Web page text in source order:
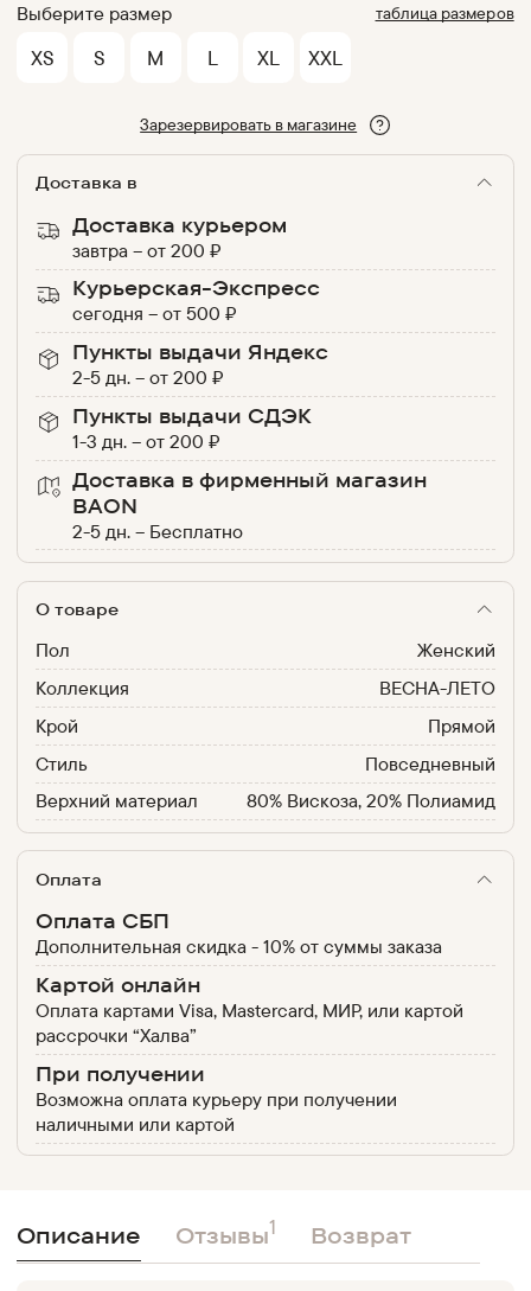
Выберите размер таблица размеров
XS S M L XL XXL
Зарезервировать в магазине
Доставка в
Доставка курьером
завтра –от200 ₽
Курьерская-Экспресс
сегодня –от500 ₽
Пункты выдачи Яндекс
2-5 дн. –от200 ₽
Пункты выдачи СДЭК
1-3 дн. –от200 ₽
Доставка в фирменный магазин
BAON
2-5 дн. – Бесплатно
О товаре
Пол
Женский
Коллекция
ВЕСНА-ЛЕТО
Крой
Прямой
Стиль
Повседневный
Верхний материал
80% Вискоза, 20% Полиамид
Оплата
Оплата СБП
Дополнительная скидка - 10% от суммы заказа
Картой онлайн
Оплата картами Visa, Mastercard, МИР, или картой
рассрочки “Халва”
При получении
Возможна оплата курьеру при получении
наличными или картой
Описание Отзывы1 Возврат